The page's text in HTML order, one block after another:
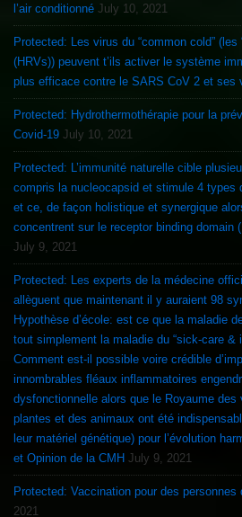
l’air conditionné July 10, 2021
Protected: Les virus du “common cold” (les
(HRVs)) peuvent t’ils activer le système
plus efficace contre le SARS CoV 2 et ses
Protected: Hydrothermothérapie pour la
Covid-19 July 10, 2021
Protected: L’immunité naturelle cible
compris la nucleocapsid et stimule 4 types
et ce, de façon holistique et synergique
concentrent sur le receptor binding domain
July 9, 2021
Protected: Les experts de la médecine
allèguent que maintenant il y auraient 98
Hypothèse d’école: est ce que la maladie
tout simplement la maladie du “sick-care &
Comment est-il possible voire crédible
innombrables fléaux inflammatoires
dysfonctionnelle alors que le Royaume des
plantes et des animaux ont été
leur matériel génétique) pour l’évolution
et Opinion de la CMH July 9, 2021
Protected: Vaccination pour des personnes
2021